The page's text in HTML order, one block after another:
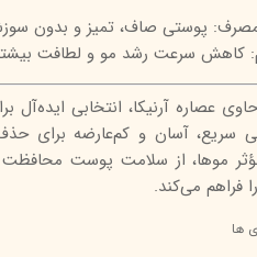
مصرف: پوستی صاف، تمیز و بدون
کاهش سرعت رشد مو و لطافت
عصاره آرنیکا، انتخابی
سریع، آسان و کم‌عارضه برای
موها، از سلامت پوست محافظت
فراهم می‌کند.
ها